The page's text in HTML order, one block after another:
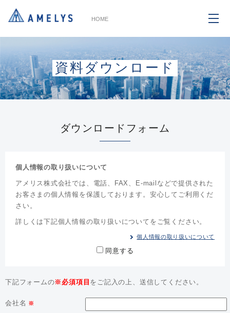
HOME
資料ダウンロード
ダウンロードフォーム
個人情報の取り扱いについて
アメリス株式会社では、電話、FAX、E-mailなどで提供された
お客さまの個人情報を保護しております。安心してご利用くだ
さい。
詳しくは下記個人情報の取り扱いについてをご覧ください。
個人情報の取り扱いについて
同意する
下記フォームの※必須項目 をご記入の上、送信してください。
会社名 ※